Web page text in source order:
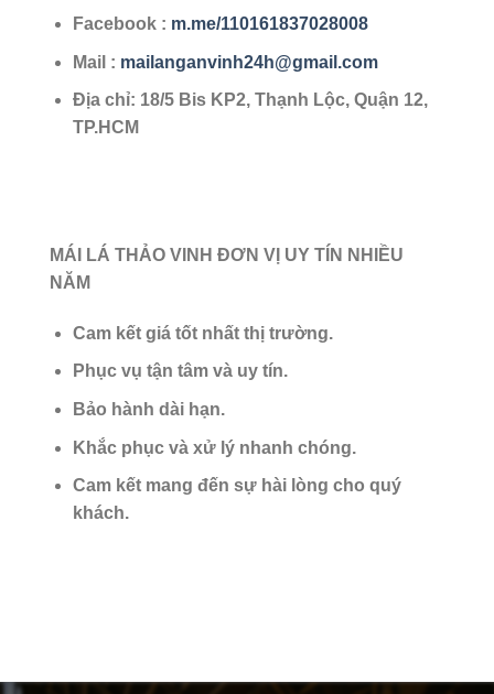
Facebook : m.me/110161837028008
Mail : mailanganvinh24h@gmail.com
Địa chỉ: 18/5 Bis KP2, Thạnh Lộc, Quận 12,
TP.HCM
MÁI LÁ THẢO VINH ĐƠN VỊ UY TÍN NHIỀU
NĂM
Cam kết giá tốt nhất thị trường.
Phục vụ tận tâm và uy tín.
Bảo hành dài hạn.
Khắc phục và xử lý nhanh chóng.
Cam kết mang đến sự hài lòng cho quý
khách.